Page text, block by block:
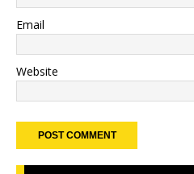
Email
Website